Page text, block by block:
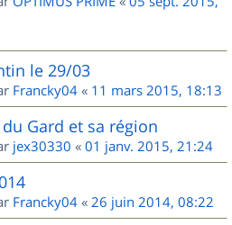
le 29/03
Francky04 « 11 mars 2015, 18:13
Gard et sa région
jex30330 « 01 janv. 2015, 21:24
Francky04 « 26 juin 2014, 08:22